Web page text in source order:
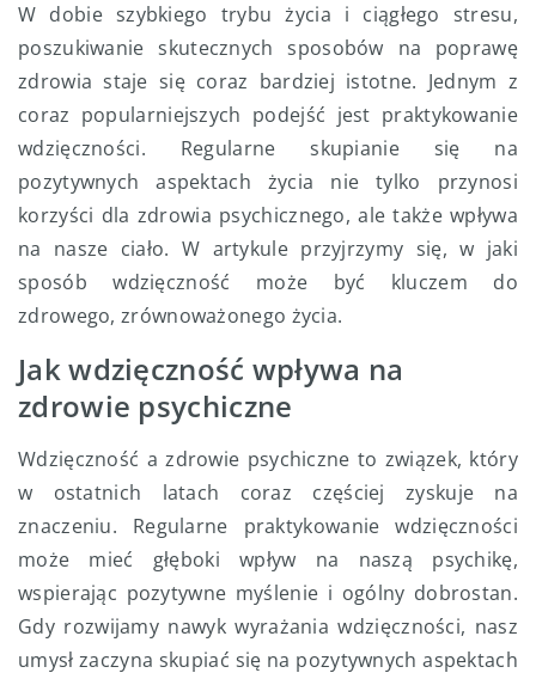
W dobie szybkiego trybu życia i ciągłego stresu,
poszukiwanie skutecznych sposobów na poprawę
zdrowia staje się coraz bardziej istotne. Jednym z
coraz popularniejszych podejść jest praktykowanie
wdzięczności. Regularne skupianie się na
pozytywnych aspektach życia nie tylko przynosi
korzyści dla zdrowia psychicznego, ale także wpływa
na nasze ciało. W artykule przyjrzymy się, w jaki
sposób wdzięczność może być kluczem do
zdrowego, zrównoważonego życia.
Jak wdzięczność wpływa na
zdrowie psychiczne
Wdzięczność a zdrowie psychiczne to związek, który
w ostatnich latach coraz częściej zyskuje na
znaczeniu. Regularne praktykowanie wdzięczności
może mieć głęboki wpływ na naszą psychikę,
wspierając pozytywne myślenie i ogólny dobrostan.
Gdy rozwijamy nawyk wyrażania wdzięczności, nasz
umysł zaczyna skupiać się na pozytywnych aspektach